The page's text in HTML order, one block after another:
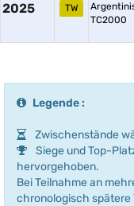
2025 TW
TC2000
Legende :
Zwischenstände
Siege und Top-
hervorgehoben.
Bei Teilnahme an
chronologisch spätere